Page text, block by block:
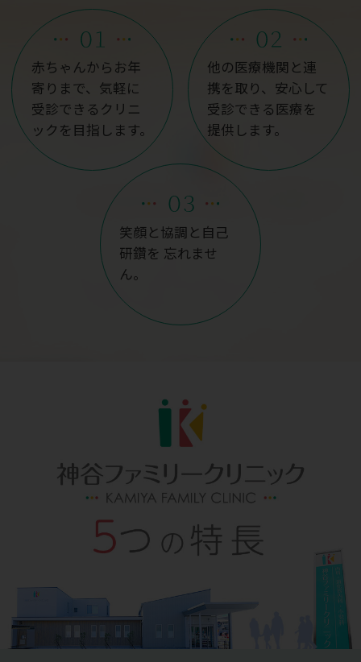
赤ちゃんからお年
寄りまで、気軽に
受診できるクリニ
ックを目指します。
他の医療機関と連
携を取り、安心して
受診できる医療を
提供します。
笑顔と協調と自己
研鑽を 忘れませ
ん。